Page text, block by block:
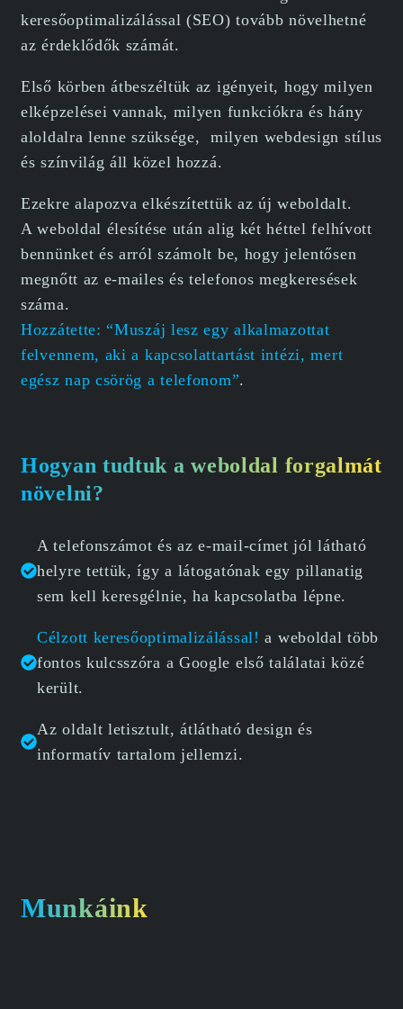
keresőoptimalizálással (SEO) tovább növelhetné
az érdeklődők számát.
Első körben átbeszéltük az igényeit, hogy milyen
elképzelései vannak, milyen funkciókra és hány
aloldalra lenne szüksége, milyen webdesign stílus
és színvilág áll közel hozzá.
Ezekre alapozva elkészítettük az új weboldalt.
A weboldal élesítése után alig két héttel felhívott
bennünket és arról számolt be, hogy jelentősen
megnőtt az e-mailes és telefonos megkeresések
száma.
Hozzátette: “Muszáj lesz egy alkalmazottat
felvennem, aki a kapcsolattartást intézi, mert
egész nap csörög a telefonom”.
Hogyan tudtuk a weboldal forgalmát
növelni?
A telefonszámot és az e-mail-címet jól látható
helyre tettük, így a látogatónak egy pillanatig
sem kell keresgélnie, ha kapcsolatba lépne.
Célzott keresőoptimalizálással! a weboldal több
fontos kulcsszóra a Google első találatai közé
került.
Az oldalt letisztult, átlátható design és
informatív tartalom jellemzi.
Munkáink